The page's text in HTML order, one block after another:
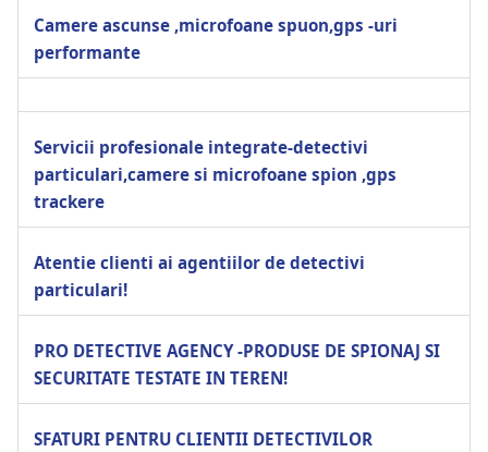
Camere ascunse ,microfoane spuon,gps -uri
performante
Servicii profesionale integrate-detectivi
particulari,camere si microfoane spion ,gps
trackere
Atentie clienti ai agentiilor de detectivi
particulari!
PRO DETECTIVE AGENCY -PRODUSE DE SPIONAJ SI
SECURITATE TESTATE IN TEREN!
SFATURI PENTRU CLIENTII DETECTIVILOR